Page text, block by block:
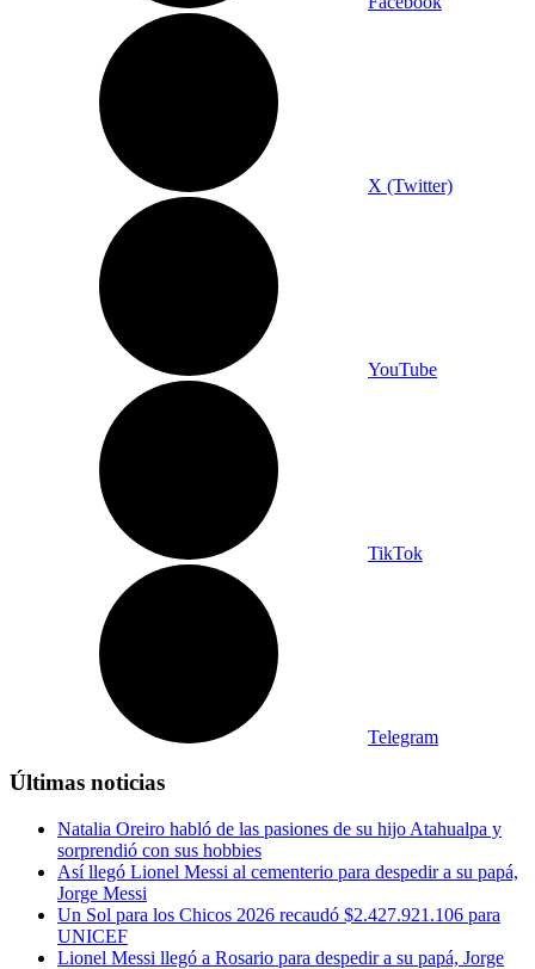
X (Twitter)
YouTube
TikTok
Telegram
Últimas noticias
Natalia Oreiro habló de las pasiones de su hijo Atahualpa y
sorprendió con sus hobbies
Así llegó Lionel Messi al cementerio para despedir a su papá,
Jorge Messi
Un Sol para los Chicos 2026 recaudó $2.427.921.106 para
UNICEF
Lionel Messi llegó a Rosario para despedir a su papá, Jorge